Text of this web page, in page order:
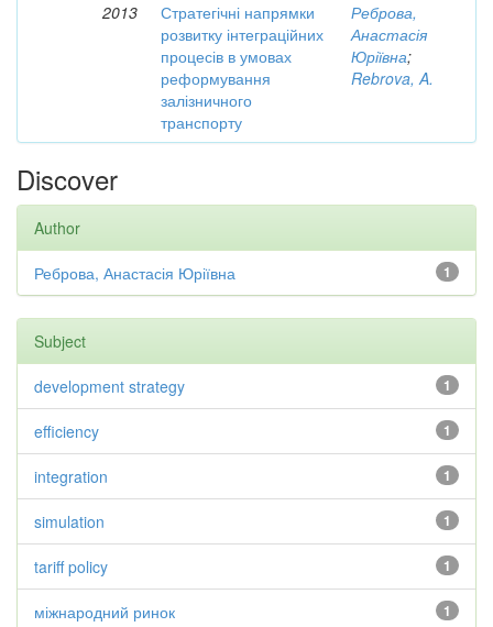
2013
Стратегічні напрямки
розвитку інтеграційних
процесів в умовах
реформування
залізничного
транспорту
Реброва,
Анастасія
Юріївна;
Rebrova, A.
Discover
Author
1
Реброва, Анастасія Юріївна
Subject
1
development strategy
1
efficiency
1
integration
1
simulation
1
tariff policy
1
міжнародний ринок